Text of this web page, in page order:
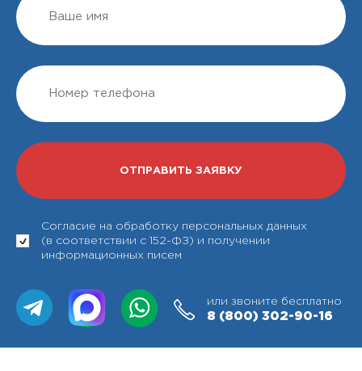
Согласие на обработку персональных данных
(в соответствии с 152-ФЗ) и получении
информационных писем
или звоните бесплатно
8 (800) 302-90-16